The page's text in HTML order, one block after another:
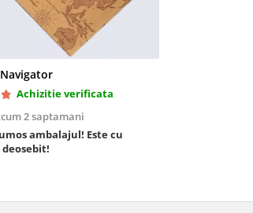
Achizitie verificata
2 saptamani
ambalajul! Este cu